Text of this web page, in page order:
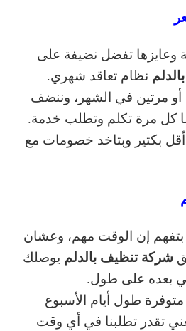
وعايزها تفضل نضيفة على
نظام تعاقد شهري.
أو مرتين في الشهر، وننضف
كل مرة تكلم وتطلب خدمة.
بكتير وبتاخد خصومات مع
بتفهم إن الوقت مهم، وعشان
شركة تنظيف بالدلم يوصلك
بعده على طول.
متوفرة طول أيام الأسبوع
تقدر تطلبنا في أي وقت